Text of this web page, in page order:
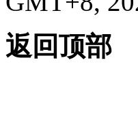
返回顶部